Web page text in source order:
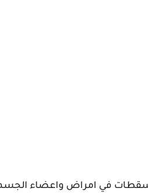
في امراض واعضاء الجسم